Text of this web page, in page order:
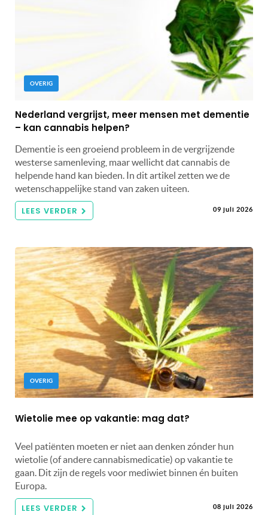
OVERIG
Nederland vergrijst, meer mensen met dementie
– kan cannabis helpen?
Dementie is een groeiend probleem in de vergrijzende
westerse samenleving, maar wellicht dat cannabis de
helpende hand kan bieden. In dit artikel zetten we de
wetenschappelijke stand van zaken uiteen.
LEES VERDER 09 juli 2026
OVERIG
Wietolie mee op vakantie: mag dat?
Veel patiënten moeten er niet aan denken zónder hun
wietolie (of andere cannabismedicatie) op vakantie te
gaan. Dit zijn de regels voor mediwiet binnen én buiten
Europa.
LEES VERDER 08 juli 2026